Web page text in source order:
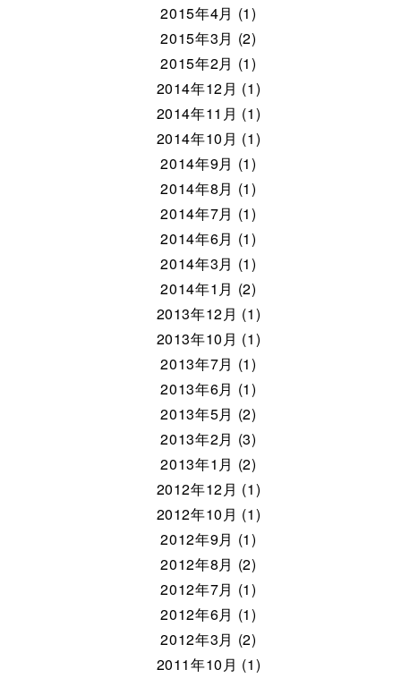
2015年4月 (1)
2015年3月 (2)
2015年2月 (1)
2014年12月 (1)
2014年11月 (1)
2014年10月 (1)
2014年9月 (1)
2014年8月 (1)
2014年7月 (1)
2014年6月 (1)
2014年3月 (1)
2014年1月 (2)
2013年12月 (1)
2013年10月 (1)
2013年7月 (1)
2013年6月 (1)
2013年5月 (2)
2013年2月 (3)
2013年1月 (2)
2012年12月 (1)
2012年10月 (1)
2012年9月 (1)
2012年8月 (2)
2012年7月 (1)
2012年6月 (1)
2012年3月 (2)
2011年10月 (1)